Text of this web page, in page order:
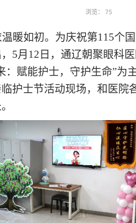
浏览： 75
暖如初。为庆祝第115个
5月12日，通辽朝聚眼科
：赋能护士，守护生命”为
护士节活动现场， 和 医院